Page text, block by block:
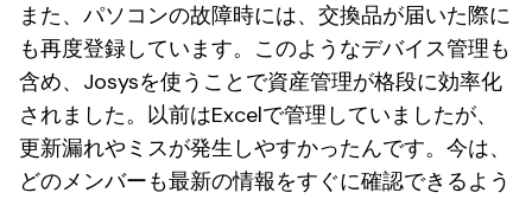
また、パソコンの故障時には、交換品が届いた際に
も再度登録しています。このようなデバイス管理も
含め、Josysを使うことで資産管理が格段に効率化
されました。以前はExcelで管理していましたが、
更新漏れやミスが発生しやすかったんです。今は、
どのメンバーも最新の情報をすぐに確認できるよう